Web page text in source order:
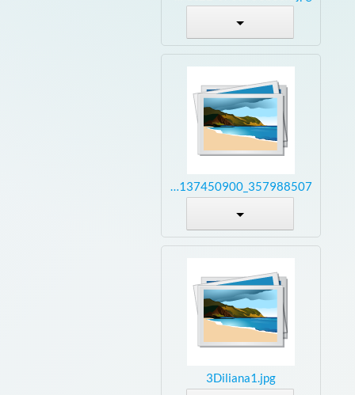
357988507_1400676137450900_5961255024945396005_n Kopie.jpg
3Diliana1.jpg